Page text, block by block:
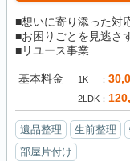
■想いに寄り添った対
■お困りごとを見逃さ
■リユース事業...
基本料金 1K
2LDK
遺品整理 生前整理
部屋片付け